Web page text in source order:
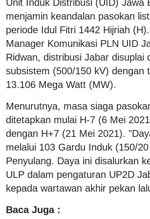
Unit Induk Distribusi (UID) Jawa
menjamin keandalan pasokan
periode Idul Fitri 1442 Hijriah
Manager Komunikasi PLN UID
Ridwan, distribusi Jabar disuplai
subsistem (500/150 kV) dengan
13.106 Mega Watt (MW).
Menurutnya, masa siaga
ditetapkan mulai H-7 (6 Mei
dengan H+7 (21 Mei 2021).
melalui 103 Gardu Induk (150/
Penyulang. Daya ini disalurkan
ULP dalam pengaturan UP2D
kepada wartawan akhir pekan
Baca Juga :